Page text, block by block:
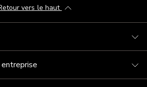
vers le haut